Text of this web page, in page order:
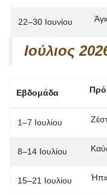
22–30 Ιουνίου
Ιούλιος
Εβδομάδα
1–7 Ιουλίου
8–14 Ιουλίου
15–21 Ιουλίου